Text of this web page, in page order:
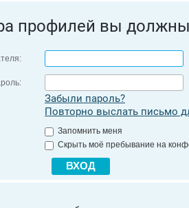
профилей вы
Забыли пароль?
Повторно выслать письмо
Запомнить меня
Скрыть моё пребывание на